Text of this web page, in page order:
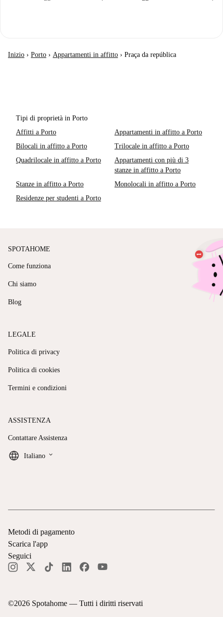
Inizio › Porto › Appartamenti in affitto › Praça da república
Tipi di proprietà in Porto
Affitti a Porto
Appartamenti in affitto a Porto
Bilocali in affitto a Porto
Trilocale in affitto a Porto
Quadrilocale in affitto a Porto
Appartamenti con più di 3
stanze in affitto a Porto
Stanze in affitto a Porto
Monolocali in affitto a Porto
Residenze per studenti a Porto
SPOTAHOME
Come funziona
Chi siamo
Blog
LEGALE
Politica di privacy
Politica di cookies
Termini e condizioni
ASSISTENZA
Contattare Assistenza
Italiano keyboard_arrow_down
©2026 Spotahome — Tutti i diritti riservati
Metodi di pagamento
Scarica l'app
Seguici